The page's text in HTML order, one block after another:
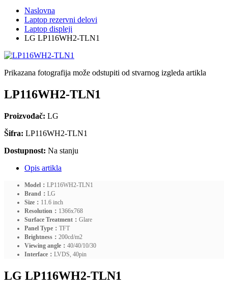
Naslovna
Laptop rezervni delovi
Laptop displeji
LG LP116WH2-TLN1
Prikazana fotografija može odstupiti od stvarnog izgleda artikla
LP116WH2-TLN1
Proizvođač: LG
Šifra: LP116WH2-TLN1
Dostupnost: Na stanju
Opis artikla
Model： LP116WH2-TLN1
Brand： LG
Size： 11.6 inch
Resolution： 1366x768
Surface Treatment： Glare
Panel Type： TFT
Brightness： 200cd/m2
Viewing angle： 40/40/10/30
Interface： LVDS, 40pin
LG LP116WH2-TLN1